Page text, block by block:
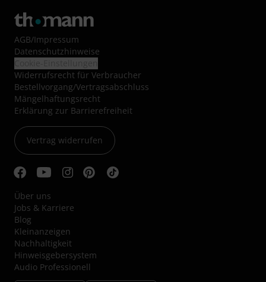
AGB/Impressum
Datenschutzhinweise
Widerrufsrecht für Verbraucher
Bestellvorgang/Vertragsabschluss
Mängelhaftungsrecht
Erklärung zur Barrierefreiheit
Vertrag widerrufen
Über uns
Jobs & Karriere
Blog
Kleinanzeigen
Nachhaltigkeit
Hinweisgebersystem
Audio Professionell